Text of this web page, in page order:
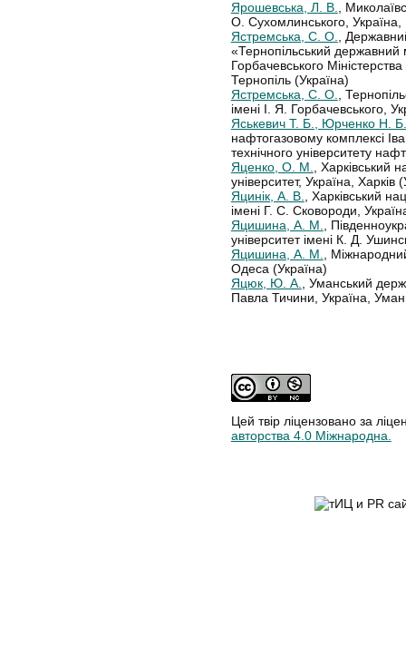
Ярошевська, Л. В.
,
О. Сухомлинського, Україна,
Ястремська, С. О.
,
«Тернопільський державний
Горбачевського
Тернопіль (Україна)
Ястремська, С. О.
,
імені І. Я. Горбачевського,
Яськевич Т. Б., Юрченко Н.
нафтогазовому комплексі
технічного університету
Яценко, О. М.
, Харківський
університет, Україна, Харків
Яцинік, А. В.
, Харківський
імені Г. С. Сковороди,
Яцишина, А. М.
,
університет імені К. Д.
Яцишина, А. М.
,
Одеса (Україна)
Яцюк, Ю. А.
, Уманський
Павла Тичини, Україна,
Цей твір ліцензовано за
авторства 4.0 Міжнародна.